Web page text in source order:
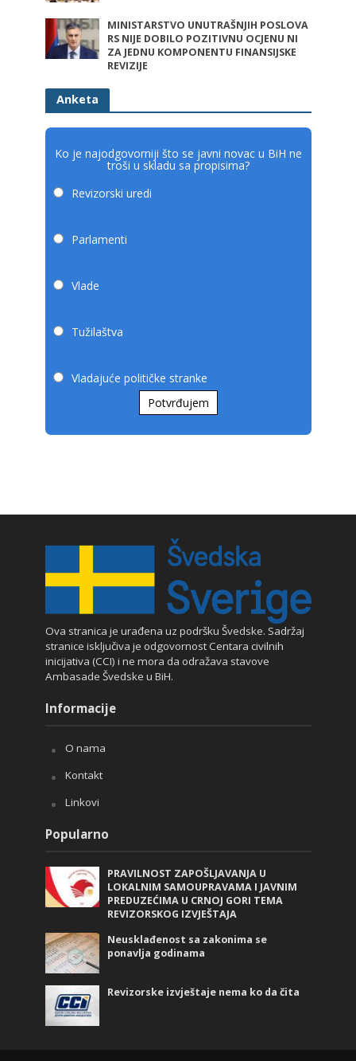
MINISTARSTVO UNUTRAŠNJIH POSLOVA
RS NIJE DOBILO POZITIVNU OCJENU NI
ZA JEDNU KOMPONENTU FINANSIJSKE
REVIZIJE
Anketa
Ko je najodgovorniji što se javni novac u BiH ne
troši u skladu sa propisima?
Revizorski uredi
Parlamenti
Vlade
Tužilaštva
Vladajuće političke stranke
Potvrđujem
Ova stranica je urađena uz podršku Švedske. Sadržaj
stranice isključiva je odgovornost Centara civilnih
inicijativa (CCI) i ne mora da odražava stavove
Ambasade Švedske u BiH.
Informacije
O nama
Kontakt
Linkovi
Popularno
PRAVILNOST ZAPOŠLJAVANJA U
LOKALNIM SAMOUPRAVAMA I JAVNIM
PREDUZEĆIMA U CRNOJ GORI TEMA
REVIZORSKOG IZVJEŠTAJA
Neusklađenost sa zakonima se
ponavlja godinama
Revizorske izvještaje nema ko da čita